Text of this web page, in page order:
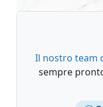
Il nostro team
sempre